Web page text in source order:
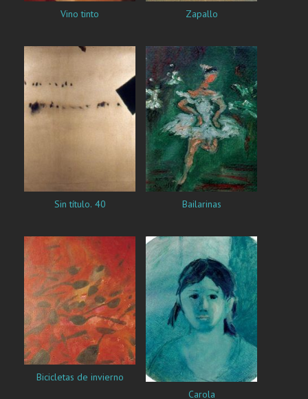
Vino tinto Zapallo
Sin título. 40 Bailarinas
Bicicletas de invierno
Carola